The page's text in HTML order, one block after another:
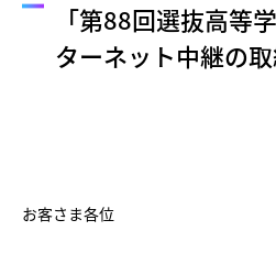
「第88回選抜高等
ターネット中継の
お客さま各位